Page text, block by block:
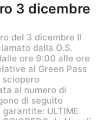
3 dicembre
del 3 dicembre Il
dalla O.S.
ore 9:00 alle ore
al Green Pass
sciopero
al numero di
di seguito
ULTIME